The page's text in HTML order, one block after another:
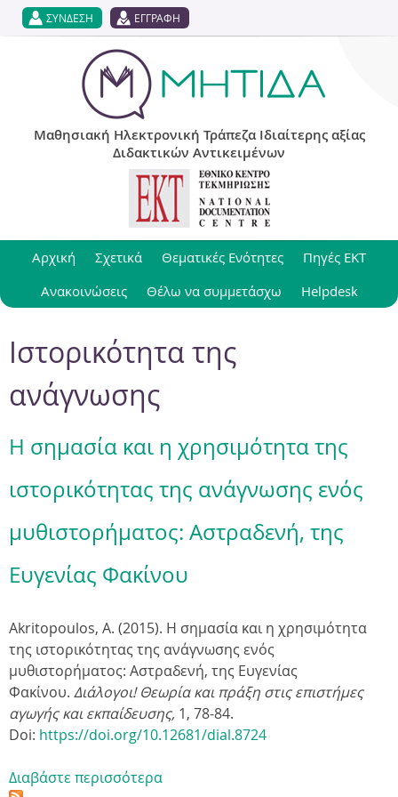
Jump to navigation
ΣΥΝΔΕΣΗ ΕΓΓΡΑΦΗ
Μαθησιακή Ηλεκτρονική Τράπεζα Ιδιαίτερης αξίας
Διδακτικών Αντικειμένων
Αρχική Σχετικά Θεματικές Ενότητες
Πηγές ΕΚΤ
Ανακοινώσεις
Θέλω να συμμετάσχω Helpdesk
Ιστορικότητα της
ανάγνωσης
Η σημασία και η χρησιμότητα της
ιστορικότητας της ανάγνωσης ενός
μυθιστορήματος: Αστραδενή, της
Ευγενίας Φακίνου
Akritopoulos, A. (2015). Η σημασία και η χρησιμότητα
της ιστορικότητας της ανάγνωσης ενός
μυθιστορήματος: Αστραδενή, της Ευγενίας
Φακίνου. Διάλογοι! Θεωρία και πράξη στις επιστήμες
αγωγής και εκπαίδευσης, 1, 78-84.
Doi: https://doi.org/10.12681/dial.8724
Διαβάστε περισσότερα